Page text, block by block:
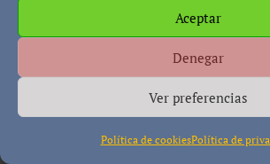
Aceptar
Denegar
Ver preferencias
Política de cookiesPolítica de
ve un fósil de un
identificado piensa
fue un proceso
miles de años. Esto es
influenciados por
equivocadas.